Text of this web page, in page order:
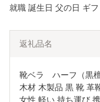
就職 誕生日 父の日 ギ
返礼品名
靴ベラ　ハーフ（黒
木材 木製品 黒 靴 革
女性 軽い 持ち運び